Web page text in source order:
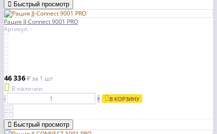
Быстрый просмотр
Рация JJ-Connect 9001 PRO
Артикул: -
46 336₽за 1 шт
В наличии
-
+ В КОРЗИНУ
Быстрый просмотр